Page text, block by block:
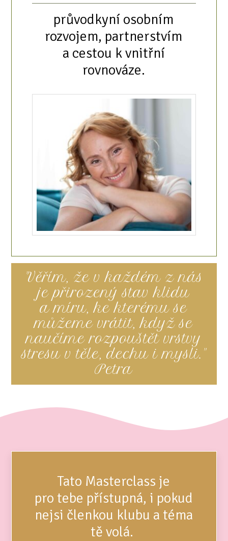
průvodkyní osobním
rozvojem, partnerstvím
a cestou k vnitřní
rovnováze.
"Věřím, že v každém z nás
je přirozený stav klidu
a míru, ke kterému se
můžeme vrátit, když se
naučíme rozpouštět vrstvy
stresu v těle, dechu i mysli."
Petra
Tato Masterclass je
pro tebe přístupná, i pokud
nejsi členkou klubu a téma
tě volá.